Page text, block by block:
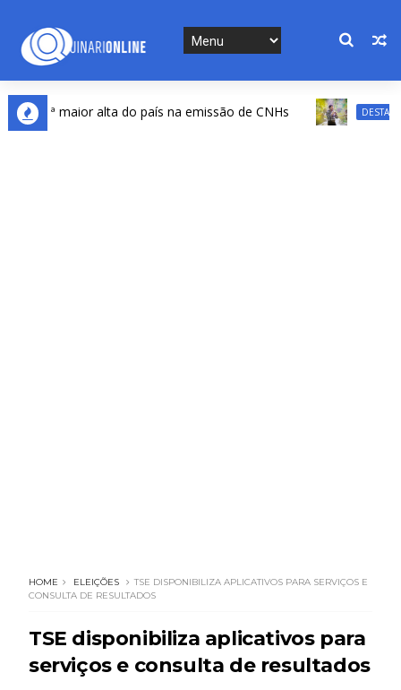
maior alta do país na emissão de CNHs DESTAQUES
HOME ELEIÇÕES
TSE DISPONIBILIZA APLICATIVOS PARA SERVIÇOS E
CONSULTA DE RESULTADOS
TSE disponibiliza aplicativos para
serviços e consulta de resultados